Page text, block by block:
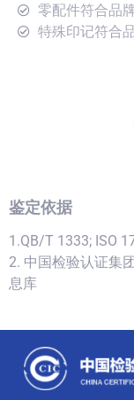
零配件符合品
特殊印记符合
鉴定依据
1.QB/T 1333; ISO
2. 中国检验认证集
息库